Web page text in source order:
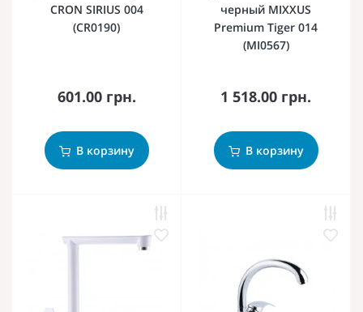
CRON SIRIUS 004
(CR0190)
601.00 грн.
В корзину
черный MIXXUS
Premium Tiger 014
(MI0567)
1 518.00 грн.
В корзину